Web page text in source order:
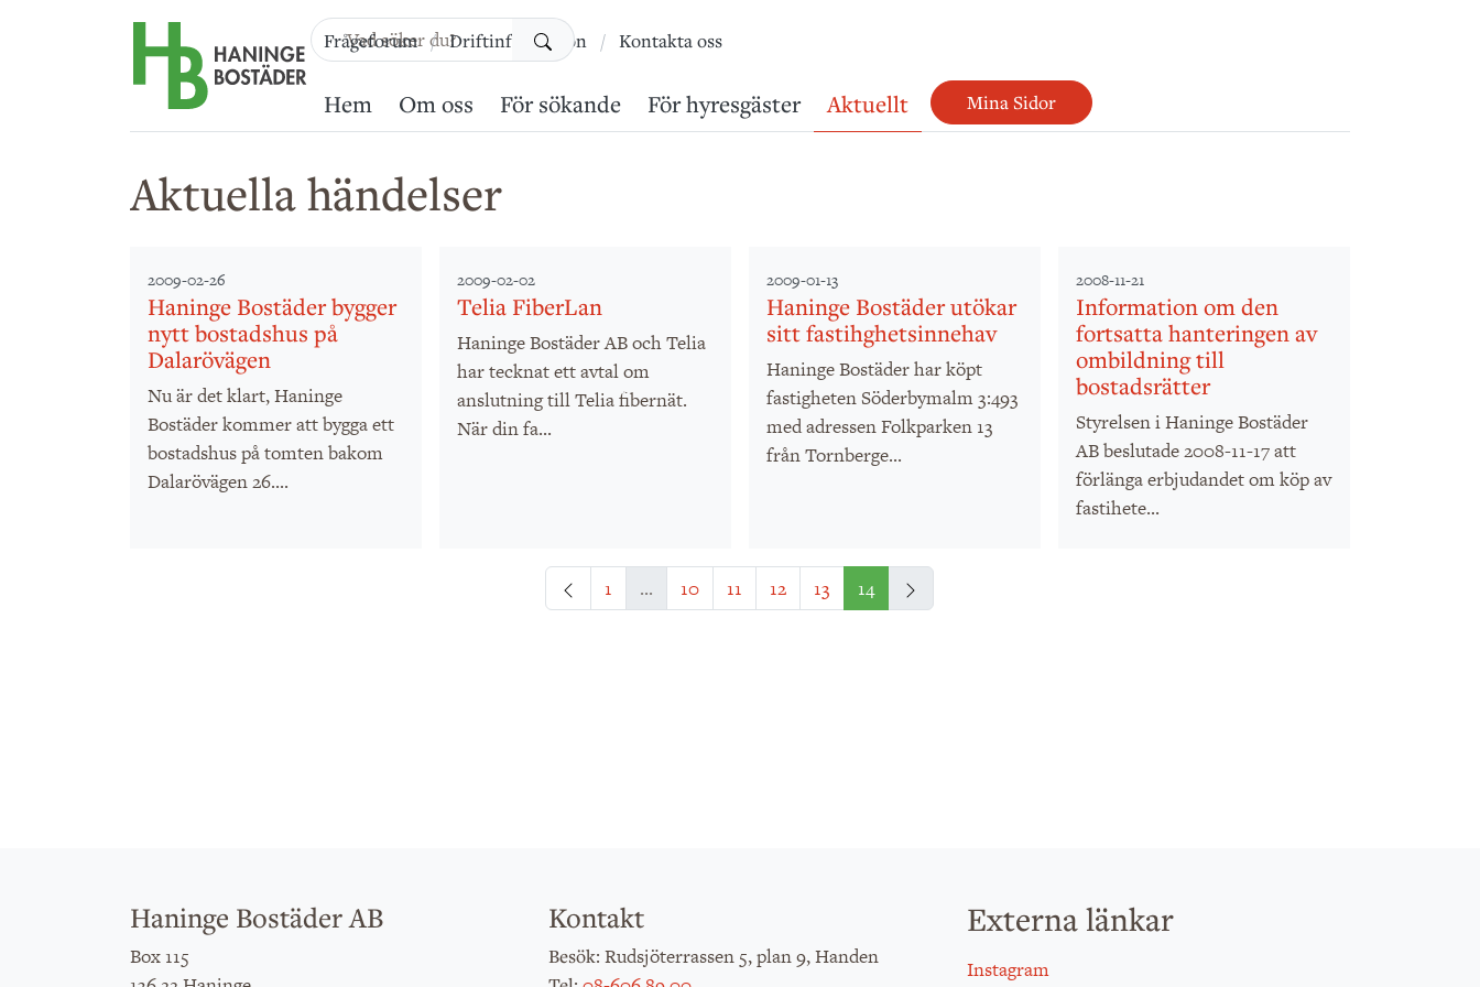
Sök
Hem Om oss För sökande För hyresgäster Aktuellt Mina Sidor
Frågeforum Driftinformation Kontakta oss
Aktuella händelser
2009-02-26
Haninge Bostäder bygger
nytt bostadshus på
Dalarövägen
Nu är det klart, Haninge
Bostäder kommer att bygga ett
bostadshus på tomten bakom
Dalarövägen 26....
2009-02-02
Telia FiberLan
Haninge Bostäder AB och Telia
har tecknat ett avtal om
anslutning till Telia fibernät.
När din fa...
2009-01-13
Haninge Bostäder utökar
sitt fastihghetsinnehav
Haninge Bostäder har köpt
fastigheten Söderbymalm 3:493
med adressen Folkparken 13
från Tornberge...
2008-11-21
Information om den
fortsatta hanteringen av
ombildning till
bostadsrätter
Styrelsen i Haninge Bostäder
AB beslutade 2008-11-17 att
förlänga erbjudandet om köp av
fastihete...
Föregående
1 ... 10 11 12 13 14
Haninge Bostäder AB
Box 115
Kontakt
Besök: Rudsjöterrassen 5, plan 9, Handen
Externa länkar
Instagram